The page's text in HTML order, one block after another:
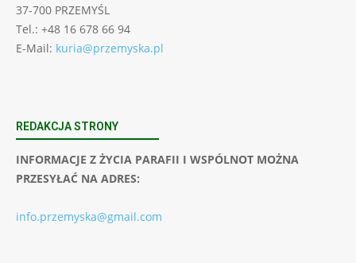
37-700 PRZEMYŚL
Tel.: +48 16 678 66 94
E-Mail: kuria@przemyska.pl
REDAKCJA STRONY
INFORMACJE Z ŻYCIA PARAFII I WSPÓLNOT MOŻNA
PRZESYŁAĆ NA ADRES:
info.przemyska@gmail.com